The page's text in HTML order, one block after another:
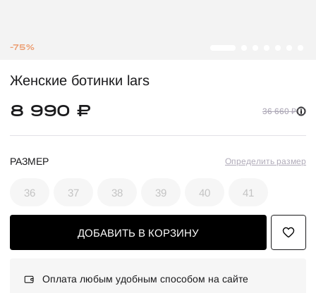
-75%
Женские ботинки lars
8 990 ₽ 36 660 ₽
РАЗМЕР Определить размер
36 37 38 39 40 41
ДОБАВИТЬ В КОРЗИНУ
Оплата любым удобным способом на сайте